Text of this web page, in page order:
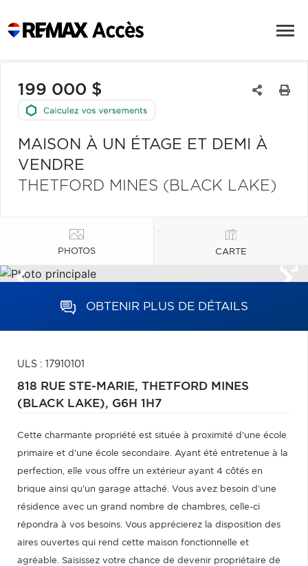
199 000 $
MAISON À UN ÉTAGE ET DEMI À
VENDRE
THETFORD MINES (BLACK LAKE)
PHOTOS CARTE
OBTENIR PLUS DE DÉTAILS
ULS : 17910101
818 RUE STE-MARIE, THETFORD MINES
(BLACK LAKE), G6H 1H7
Cette charmante propriété est située à proximité d'une école
primaire et d'une école secondaire. Ayant été entretenue à la
perfection, elle vous offre un extérieur ayant 4 côtés en
brique ainsi qu'un garage attaché. Vous avez besoin d'une
résidence avec un grand nombre de chambres, celle-ci
répondra à vos besoins. Vous apprécierez la disposition des
aires ouvertes qui rend cette maison fonctionnelle et
agréable. Saisissez votre chance de devenir propriétaire de